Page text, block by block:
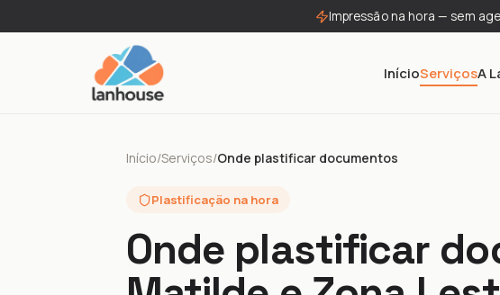
Impressão na hora — sem
InícioServiçosA
Início/Serviços/Onde plastificar documentos
Plastificação na hora
Onde plastificar